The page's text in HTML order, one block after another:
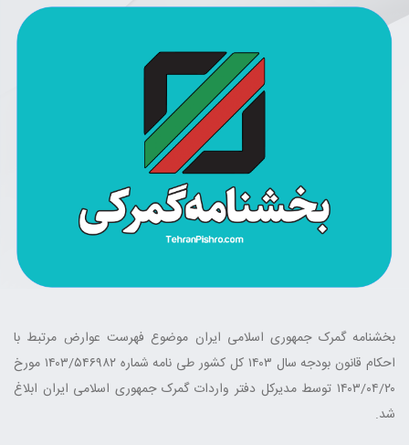
بخشنامه گمرک جمهوری اسلامی ایران موضوع فهرست عوارض مرتبط با
احکام قانون بودجه سال ۱۴۰۳ کل کشور طی نامه شماره ۱۴۰۳/۵۴۶۹۸۲ مورخ
۱۴۰۳/۰۴/۲۰ توسط مدیرکل دفتر واردات گمرک جمهوری اسلامی ایران ابلاغ
شد.